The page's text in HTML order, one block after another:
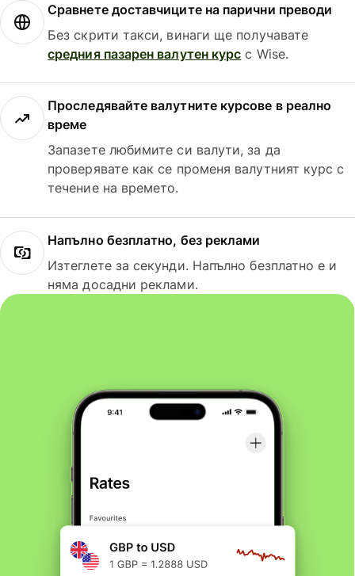
Сравнете доставчиците на парични преводи
Без скрити такси, винаги ще получавате
средния пазарен валутен курс с Wise.
Проследявайте валутните курсове в реално
време
Запазете любимите си валути, за да
проверявате как се променя валутният курс с
течение на времето.
Напълно безплатно, без реклами
Изтеглете за секунди. Напълно безплатно е и
няма досадни реклами.